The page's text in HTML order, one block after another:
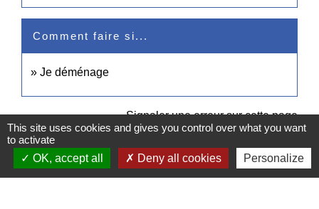
Comment faire si...
Je déménage
Signaler une erreur sur cette page
This site uses cookies and gives you control over what you want
to activate
OK, accept all
Deny all cookies Personalize